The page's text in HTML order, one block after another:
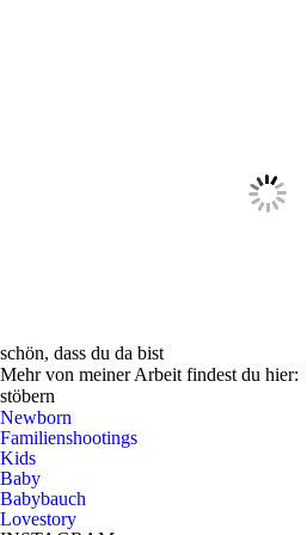
schön, dass du da bist
Mehr von meiner Arbeit findest du hier:
stöbern
Newborn
Familienshootings
Kids
Baby
Babybauch
Lovestory